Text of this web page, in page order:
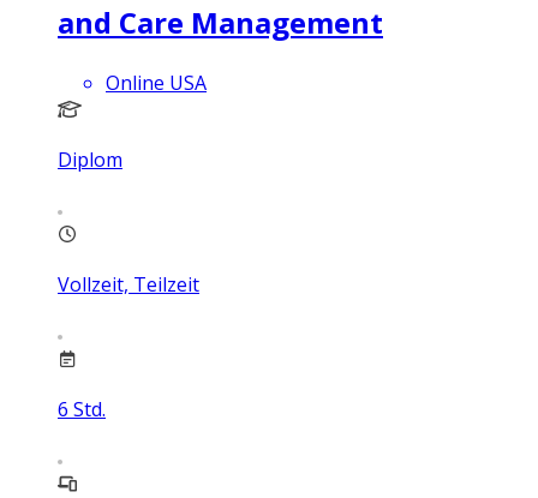
and Care Management
Online USA
Diplom
Vollzeit, Teilzeit
6 Std.